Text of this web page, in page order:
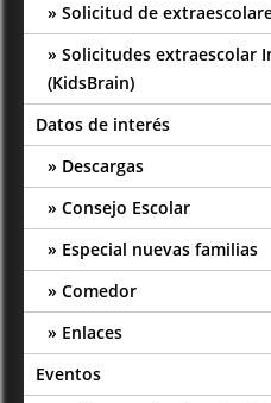
Solicitud de
Solicitudes extraescolar
(KidsBrain)
Datos de interés
Descargas
Consejo Escolar
Especial nuevas familias
Comedor
Enlaces
Eventos